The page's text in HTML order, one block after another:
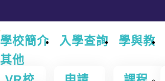
學校簡介 入學查詢 學與教
其他